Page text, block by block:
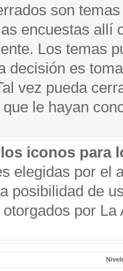
son
encuestas allí
Los temas
decisión es
vez pueda
le hayan
iconos para
elegidas por el
posibilidad de
por La